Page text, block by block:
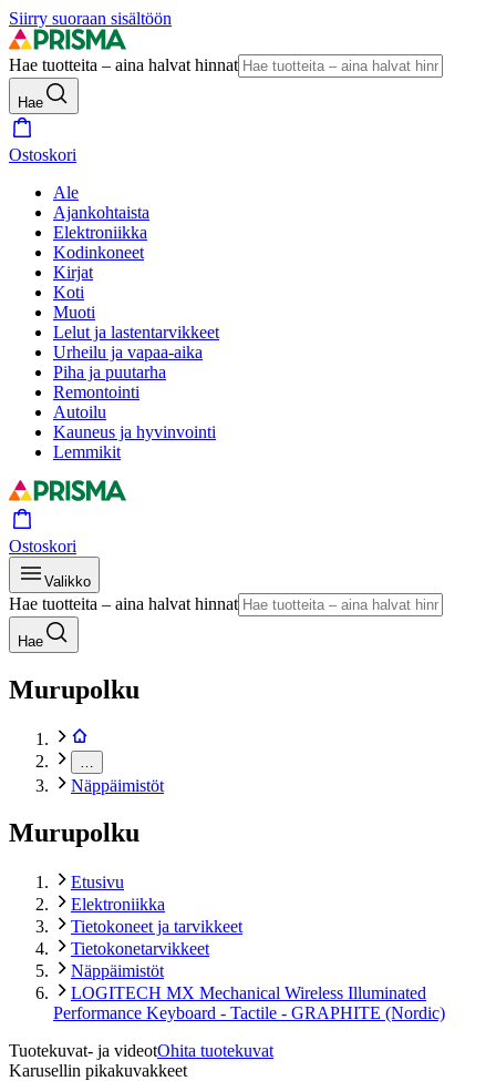
Siirry suoraan sisältöön
Hae tuotteita – aina halvat hinnat
Hae
Ostoskori
Ale
Ajankohtaista
Elektroniikka
Kodinkoneet
Kirjat
Koti
Muoti
Lelut ja lastentarvikkeet
Urheilu ja vapaa-aika
Piha ja puutarha
Remontointi
Autoilu
Kauneus ja hyvinvointi
Lemmikit
Ostoskori
Valikko
Hae tuotteita – aina halvat hinnat
Hae
Murupolku
Näppäimistöt
Murupolku
Etusivu
Elektroniikka
Tietokoneet ja tarvikkeet
Tietokonetarvikkeet
Näppäimistöt
LOGITECH MX Mechanical Wireless Illuminated
Performance Keyboard - Tactile - GRAPHITE (Nordic)
Tuotekuvat- ja videotOhita tuotekuvat
Karusellin pikakuvakkeet